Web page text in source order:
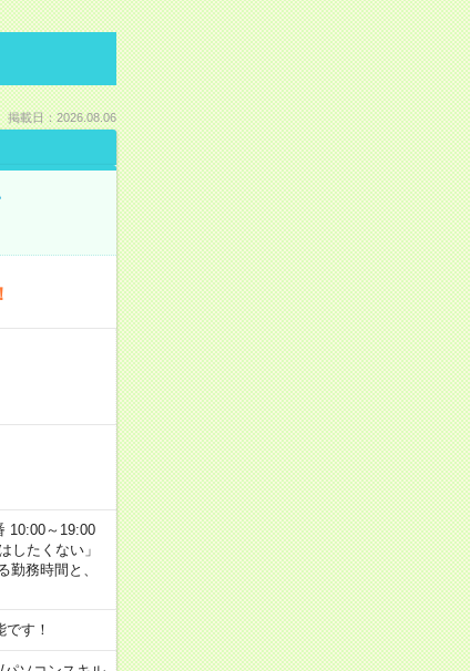
掲載日：2026.08.06
10:00～19:00
したくない」
務時間と、
す！